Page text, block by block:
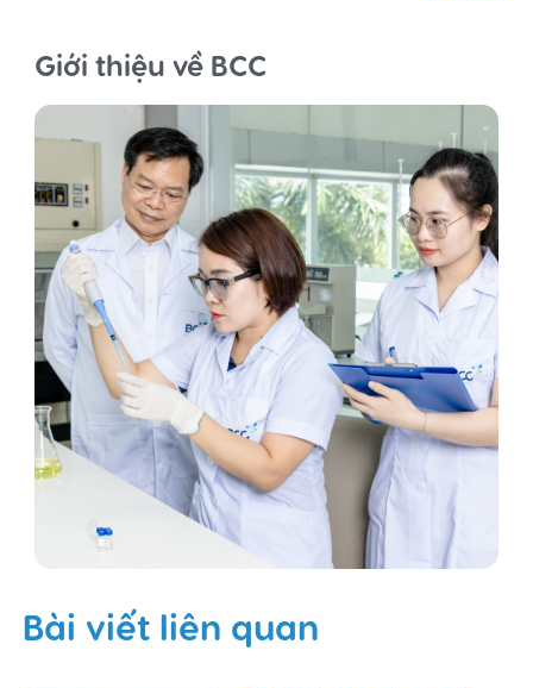
Giới thiệu về BCC
Bài viết liên quan